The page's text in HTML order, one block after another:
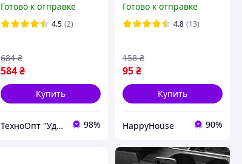
автомобиля Размер L
30×30×55cm
Готово к отправке
4.5 (2)
584 ₴
684 ₴
Купить
ТехноОпт "Удачная Покупка по приятной Цене" 98%
хранения вещей и
продуктов HP227
Готово к отправке
4.8 (13)
95₴
158 ₴
Купить
HappyHouse 90%